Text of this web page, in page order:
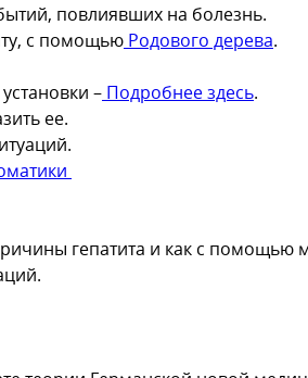
повлиявших на болезнь.
с помощью Родового дерева.
– Подробнее здесь.
ее.
гепатита и как с